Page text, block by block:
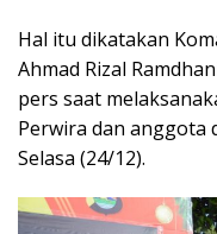
Hal itu dikatakan
Ahmad Rizal
pers saat
Perwira dan anggota
Selasa (24/12).